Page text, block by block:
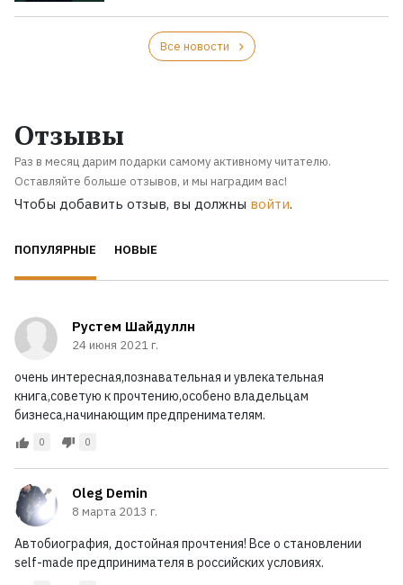
Все новости
Отзывы
Раз в месяц дарим подарки самому активному читателю.
Оставляйте больше отзывов, и мы наградим вас!
Чтобы добавить отзыв, вы должны войти.
ПОПУЛЯРНЫЕ НОВЫЕ
Рустем Шайдуллн
24 июня 2021 г.
очень интересная,познавательная и увлекательная
книга,советую к прочтению,особено владельцам
бизнеса,начинающим предпренимателям.
0 0
Oleg Demin
8 марта 2013 г.
Автобиография, достойная прочтения! Все о становлении
self-made предпринимателя в российских условиях.